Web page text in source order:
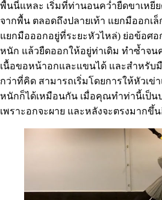
พื้นนี่แหละ เริ่มที่ท่านอนคว่ำยืดขาเหยี
จากพื้น ตลอดถึงปลายเท้า แยกมืออกเ
แยกมือออกอยู่ที่ระยะหัวไหล่) ย่อข้อศอ
หนัก แล้วยืดออกให้อยู่ท่าเดิม ทำซ้ำจน
เนื้อขอหน้าอกและแขนได้ และสำหรั
กว่าที่คิด สามารถเริ่มโดยการให้หัวเ
หนักก็ได้เหมือนกัน เมื่อคุณทำท่านี้เป็น
เพราะอกจะผาย และหลังจะตรงมากขึ้